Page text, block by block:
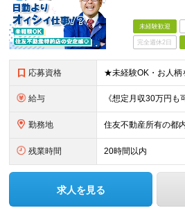
未経験歓迎
完全週休2日
応募資格
給与
勤務地
残業時間 20時間以内
求人を見る